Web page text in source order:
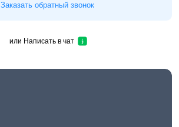
Заказать обратный звонок
или Написать в чат